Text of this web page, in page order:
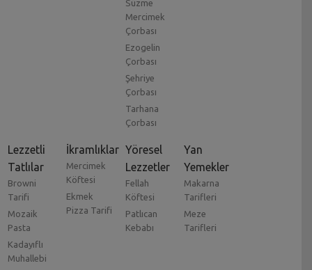
Süzme
Mercimek
Çorbası
Ezogelin
Çorbası
Şehriye
Çorbası
Tarhana
Çorbası
Lezzetli
Tatlılar
Browni
Tarifi
Mozaik
Pasta
Kadayıflı
Muhallebi
İkramlıklar
Mercimek
Köftesi
Ekmek
Pizza Tarifi
Yöresel
Lezzetler
Fellah
Köftesi
Patlıcan
Kebabı
Yan
Yemekler
Makarna
Tarifleri
Meze
Tarifleri